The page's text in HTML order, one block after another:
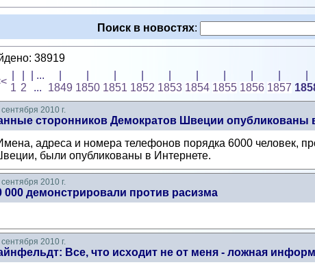
Поиск в новостях:
38919
1 2
| ...
...
1849 1850 1851 1852 1853 1854 1855 1856 1857
2010 г.
сторонников Демократов Швеции опубликованы
адреса и номера телефонов порядка 6000 человек,
были опубликованы в Интернете.
2010 г.
000 демонстрировали против расизма
2010 г.
Все, что исходит не от меня - ложная